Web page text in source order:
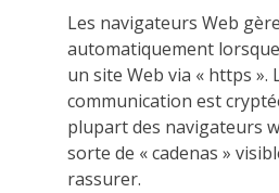
Les navigateurs Web
automatiquement
un site Web via « https ».
communication est
plupart des navigateurs
sorte de « cadenas »
rassurer.